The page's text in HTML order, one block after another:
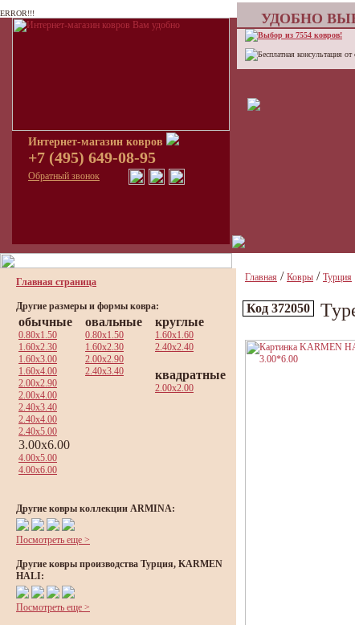
ERROR!!!
Интернет-магазин ковров
+7 (495) 649-08-95
Обратный звонок
УДОБНО
Выбор из 7554 ковров!
Бесплатная консультация от
Главная страница
Другие размеры и формы ковра:
обычные
0.80x1.50
1.60x2.30
1.60x3.00
1.60x4.00
2.00x2.90
2.00x4.00
2.40x3.40
2.40x4.00
2.40x5.00
3.00x6.00
4.00x5.00
4.00x6.00
овальные
0.80x1.50
1.60x2.30
2.00x2.90
2.40x3.40
круглые
1.60x1.60
2.40x2.40
квадратные
2.00x2.00
Другие ковры коллекции ARMINA:
Посмотреть еще >
Другие ковры производства Турция, KARMEN
HALI:
Посмотреть еще >
Главная / Ковры / Турция
Код 372050